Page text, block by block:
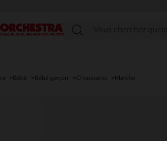
Bébé Bébé garçon Chaussures Marche